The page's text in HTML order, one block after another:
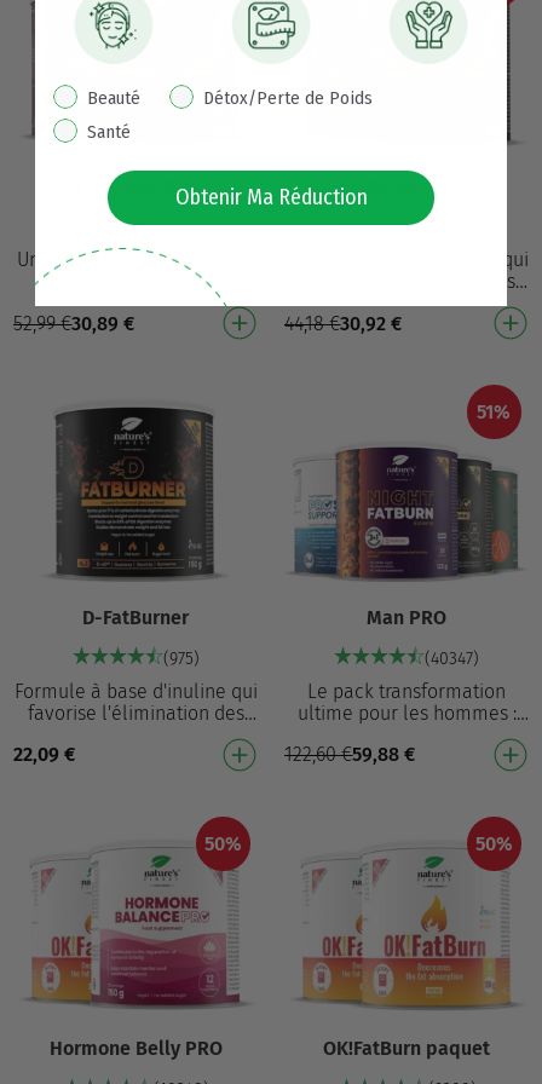
Day and Night Burn
(17255)
Un programme qui réduit la
sensation de faim¹ et
soutient la perte de poids9
D-FatBurner : Réduit la
52,99€30,89€
D-FatBurner paquet
Formule à base d'inuline qui
favorise l'élimination des
graisses et contribue à la
perte de poids⁴ Avec sa
44,18€30,92€
D-FatBurner
(975)
Formule à base d'inuline qui
favorise l'élimination des
graisses et contribue à la
perte de poids⁴ Avec sa
22,09€
51%
Man PRO
(40347)
Le pack transformation
ultime pour les hommes :
augmente l’élimination des
graisses⁵, aide à maintenir
122,60€59,88€
50%
Hormone Belly PRO
50%
OK!FatBurn paquet
pop up interest
Beauté
Détox/Perte de Poids
Santé
Obtenir Ma Réduction